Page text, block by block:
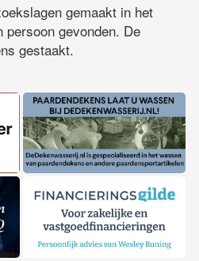
gemaakt in het
gevonden. De
gestaakt.